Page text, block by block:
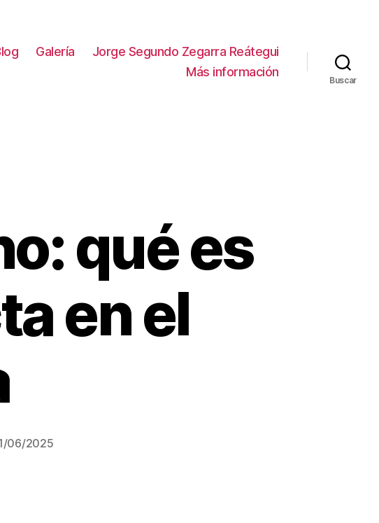
Galería
Jorge Segundo Zegarra Reátegui
Más información
Buscar
qué es
en el
06/2025